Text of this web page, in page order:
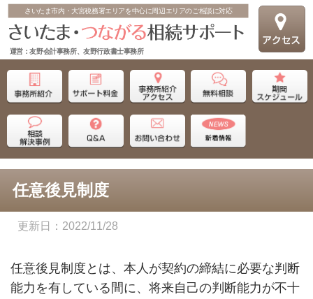
さいたま市内・大宮税務署エリアを中心に周辺エリアのご相談に対応
運営：友野会計事務所、友野行政書士事務所
任意後見制度
2022/11/28
任意後見制度とは、本人が契約の締結に必要な判断
能力を有している間に、将来自己の判断能力が不十